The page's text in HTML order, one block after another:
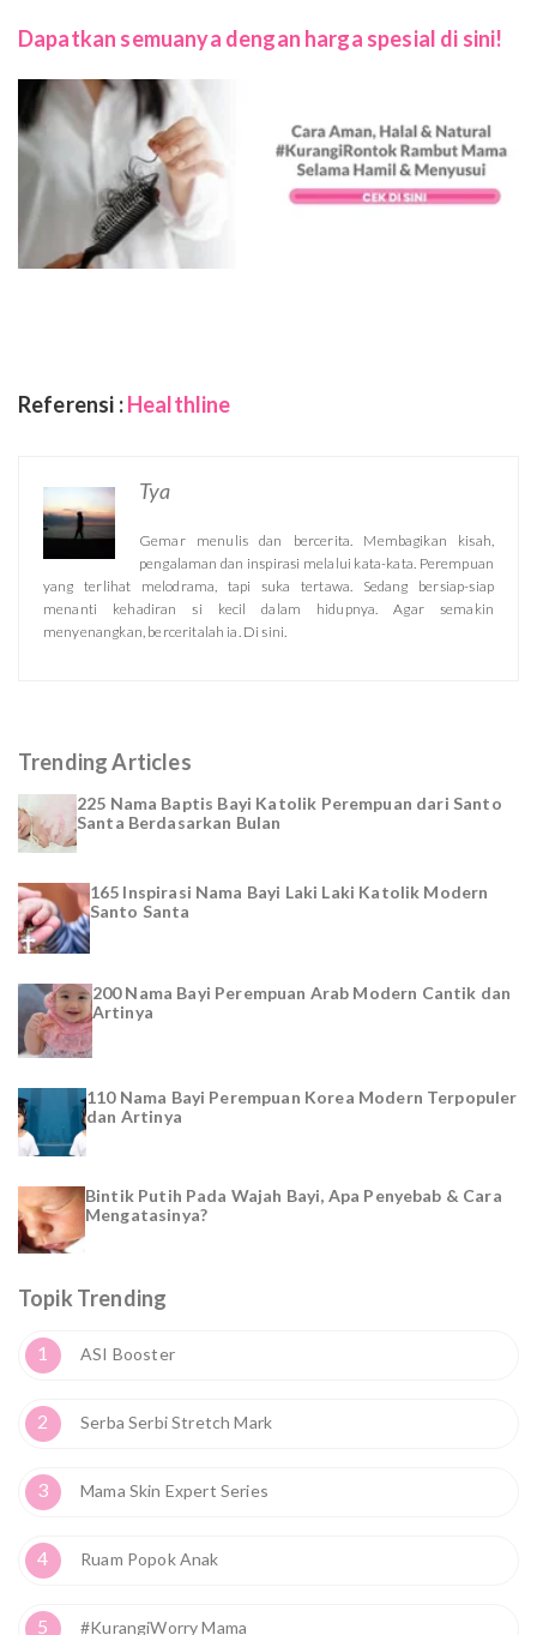
Dapatkan semuanya dengan harga spesial di sini!
Referensi :Healthline
Tya
Gemar menulis dan bercerita. Membagikan kisah,
pengalaman dan inspirasi melalui kata-kata. Perempuan
yang terlihat melodrama, tapi suka tertawa. Sedang bersiap-siap
menanti kehadiran si kecil dalam hidupnya. Agar semakin
menyenangkan, berceritalah ia. Di sini.
Trending Articles
225 Nama Baptis Bayi Katolik Perempuan dari Santo
Santa Berdasarkan Bulan
165 Inspirasi Nama Bayi Laki Laki Katolik Modern
Santo Santa
200 Nama Bayi Perempuan Arab Modern Cantik dan
Artinya
110 Nama Bayi Perempuan Korea Modern Terpopuler
dan Artinya
Bintik Putih Pada Wajah Bayi, Apa Penyebab & Cara
Mengatasinya?
Topik Trending
1 ASI Booster
2 Serba Serbi Stretch Mark
3 Mama Skin Expert Series
4 Ruam Popok Anak
5 #KurangiWorry Mama